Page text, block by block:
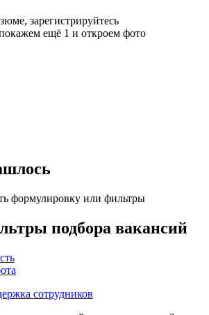
зарегистрируйтесь
ещё 1 и откроем фото
формулировку или фильтры
подбора вакансий
сотрудников